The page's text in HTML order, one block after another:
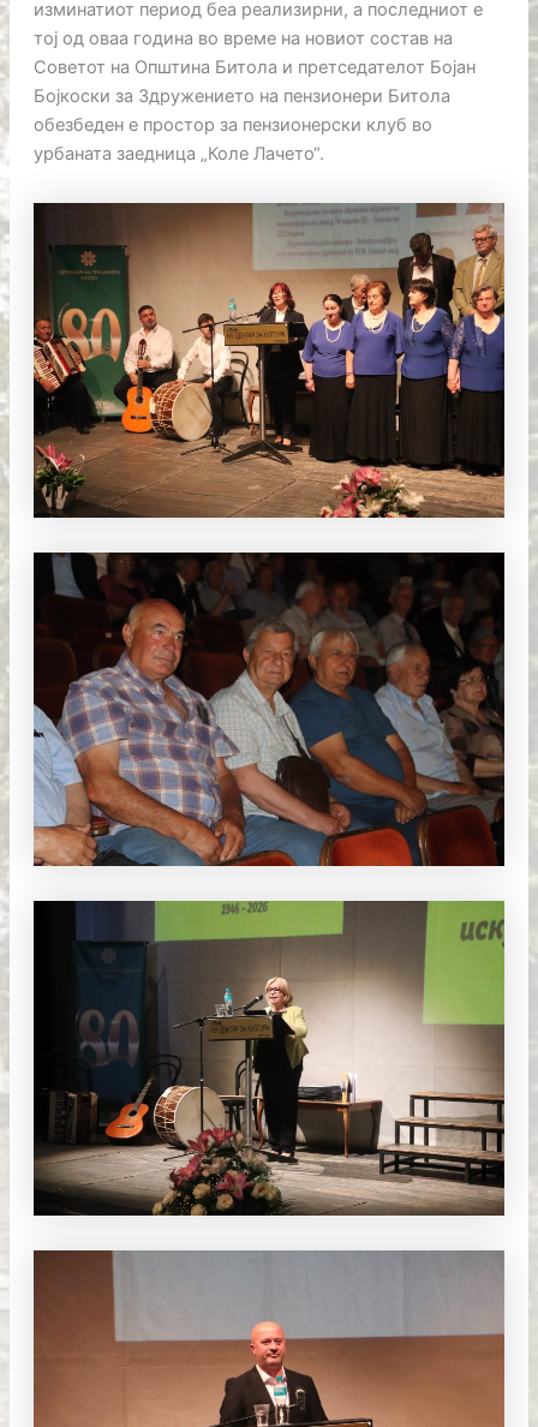
изминатиот период беа реализирни, а последниот е
тој од оваа година во време на новиот состав на
Советот на Општина Битола и претседателот Бојан
Бојкоски за Здружението на пензионери Битола
обезбеден е простор за пензионерски клуб во
урбаната заедница „Коле Лачето“.